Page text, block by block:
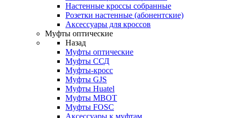
Настенные кроссы собранные
Розетки настенные (абонентские)
Аксессуары для кроссов
Муфты оптические
Назад
Муфты оптические
Муфты ССД
Муфты-кросс
Муфты GJS
Муфты Huatel
Муфты МВОТ
Муфты FOSC
Аксессуары к муфтам